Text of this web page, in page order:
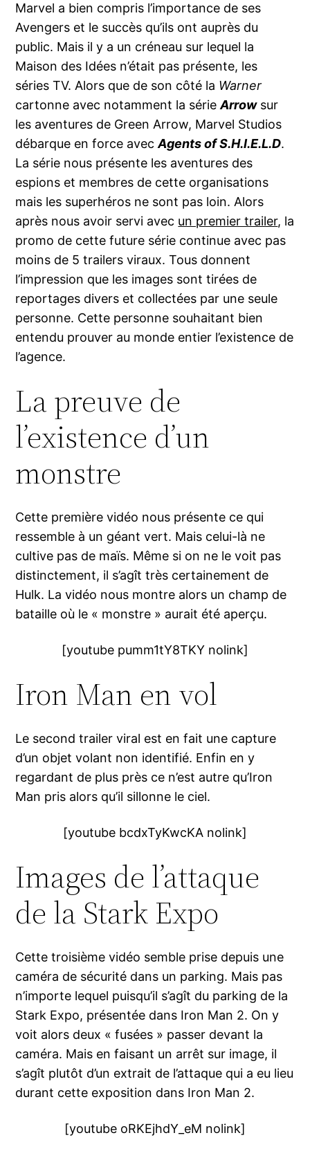
Marvel a bien compris l’importance de ses
Avengers et le succès qu’ils ont auprès du
public. Mais il y a un créneau sur lequel la
Maison des Idées n’était pas présente, les
séries TV. Alors que de son côté la Warner
cartonne avec notamment la sérieArrowsur
les aventures de Green Arrow, Marvel Studios
débarque en force avecAgents of S.H.I.E.L.D.
La série nous présente les aventures des
espions et membres de cette organisations
mais les superhéros ne sont pas loin. Alors
après nous avoir servi avec un premier trailer, la
promo de cette future série continue avec pas
moins de 5 trailers viraux. Tous donnent
l’impression que les images sont tirées de
reportages divers et collectées par une seule
personne. Cette personne souhaitant bien
entendu prouver au monde entier l’existence de
l’agence.
La preuve de
l’existence d’un
monstre
Cette première vidéo nous présente ce qui
ressemble à un géant vert. Mais celui-là ne
cultive pas de maïs. Même si on ne le voit pas
distinctement, il s’agît très certainement de
Hulk. La vidéo nous montre alors un champ de
bataille où le « monstre » aurait été aperçu.
[youtube pumm1tY8TKY nolink]
Iron Man en vol
Le second trailer viral est en fait une capture
d’un objet volant non identifié. Enfin en y
regardant de plus près ce n’est autre qu’Iron
Man pris alors qu’il sillonne le ciel.
[youtube bcdxTyKwcKA nolink]
Images de l’attaque
de la Stark Expo
Cette troisième vidéo semble prise depuis une
caméra de sécurité dans un parking. Mais pas
n’importe lequel puisqu’il s’agît du parking de la
Stark Expo, présentée dans Iron Man 2. On y
voit alors deux « fusées » passer devant la
caméra. Mais en faisant un arrêt sur image, il
s’agît plutôt d’un extrait de l’attaque qui a eu lieu
durant cette exposition dans Iron Man 2.
[youtube oRKEjhdY_eM nolink]